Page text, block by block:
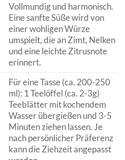
Vollmundig und harmonisch.
Eine sanfte Süße wird von
einer wohligen Würze
umspielt, die an Zimt, Nelken
und eine leichte Zitrusnote
erinnert.
Für eine Tasse (ca. 200-250
ml): 1 Teelöffel (ca. 2-3g)
Teeblätter mit kochendem
Wasser übergießen und 3-5
Minuten ziehen lassen. Je
nach persönlicher Präferenz
kann die Ziehzeit angepasst